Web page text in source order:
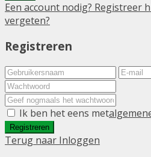
Een account nodig? Registreer
vergeten?
Registreren
Ik ben het eens met
Registreren
Terug naar Inloggen